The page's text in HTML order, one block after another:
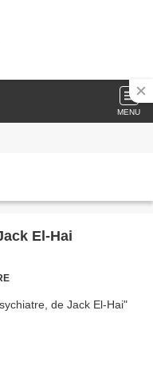
MENU
El-Hai